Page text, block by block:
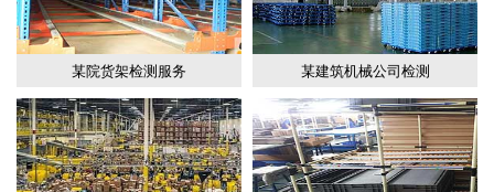
某院货架检测服务 某建筑机械公司检测